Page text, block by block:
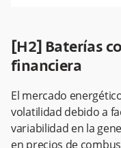
[H2] Baterías
financiera
El mercado
volatilidad debido a
variabilidad en la
en precios de